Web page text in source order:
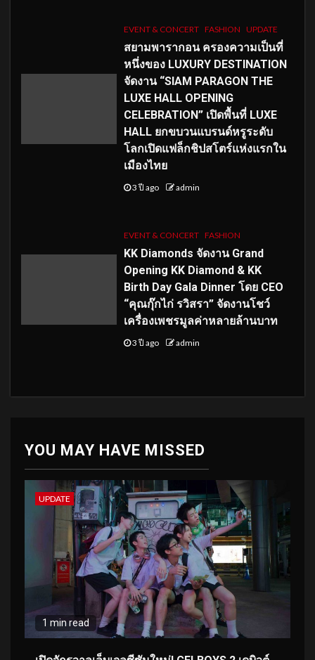
EVENT & CONCERT FASHION UPDATE
สยามพารากอน ครองความเป็นที่
หนึ่งของ LUXURY DESTINATION
จัดงาน “SIAM PARAGON THE
LUXE HALL OPENING
CELEBRATION” เปิดพื้นที่ LUXE
HALL ยกขบวนแบรนด์หรูระดับ
โลกเปิดแฟล็กชิปสโตร์แห่งแรกใน
เมืองไทย
3 ปี ago admin
EVENT & CONCERT FASHION
KK Diamonds จัดงาน Grand
Opening KK Diamond & KK
Birth Day Gala Dinner โดย CEO
“คุณกุ๊กไก่ รวิสรา” จัดงานโชว์
เครื่องเพชรมูลค่าหลายล้านบาท
3 ปี ago admin
YOU MAY HAVE MISSED
UPDATE
1 min read